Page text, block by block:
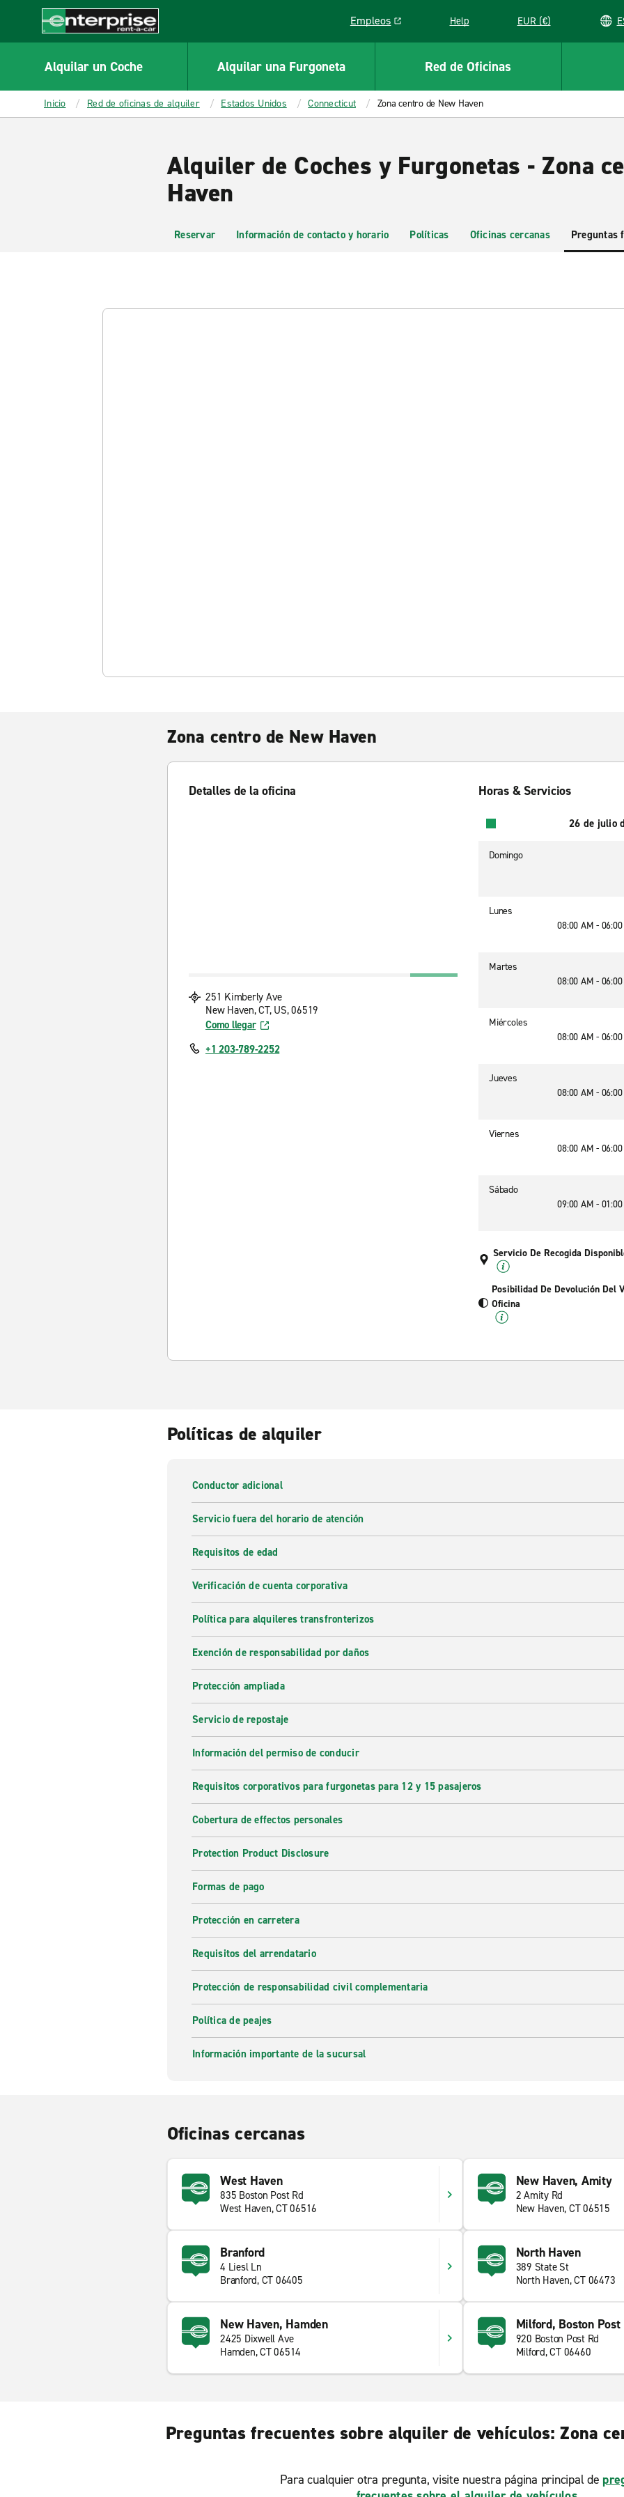
CONTENT
Enterprise
Empleos
Link opens in a new window
Help EUR (€)
Alquilar un Coche Alquilar una Furgoneta Red de Oficinas
Inicio Red de oficinas de alquiler Estados Unidos Connecticut Zona centro de New Haven
Alquiler de Coches y Furgonetas - Zona
Haven
Reservar Información de contacto y horario Políticas Oficinas cercanas Preguntas
Zona centro de New Haven
Detalles de la oficina
251 Kimberly Ave
New Haven, CT, US, 06519
Como llegar
+1 203-789-2252
Horas & Servicios
26 de julio
Domingo
Lunes
08:00 AM -
Martes
08:00 AM -
Miércoles
08:00 AM -
Jueves
08:00 AM -
Viernes
08:00 AM -
Sábado
09:00 AM -
Servicio De Recogida
Posibilidad De Devolución Del
Oficina
Políticas de alquiler
Conductor adicional
Servicio fuera del horario de atención
Requisitos de edad
Verificación de cuenta corporativa
Política para alquileres transfronterizos
Exención de responsabilidad por daños
Protección ampliada
Servicio de repostaje
Información del permiso de conducir
Requisitos corporativos para furgonetas para 12 y 15 pasajeros
Cobertura de effectos personales
Protection Product Disclosure
Formas de pago
Protección en carretera
Requisitos del arrendatario
Protección de responsabilidad civil complementaria
Política de peajes
Información importante de la sucursal
Oficinas cercanas
West Haven
835 Boston Post Rd
West Haven, CT 06516
New Haven, Amity
2 Amity Rd
New Haven, CT 06515
Branford
4 Liesl Ln
Branford, CT 06405
North Haven
389 State St
North Haven, CT 06473
New Haven, Hamden
2425 Dixwell Ave
Hamden, CT 06514
Milford, Boston Post
920 Boston Post Rd
Milford, CT 06460
Preguntas frecuentes sobre alquiler de vehículos: Zona
Para cualquier otra pregunta, visite nuestra página principal de